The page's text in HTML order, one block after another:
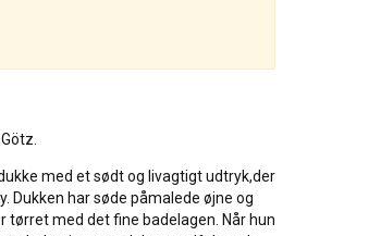
med et sødt og livagtigt udtryk,der
Dukken har søde påmalede øjne og
tørret med det fine badelagen. Når hun